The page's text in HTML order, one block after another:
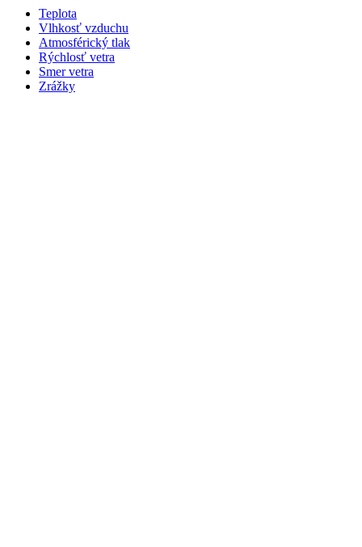
Teplota
Vlhkosť vzduchu
Atmosférický tlak
Rýchlosť vetra
Smer vetra
Zrážky